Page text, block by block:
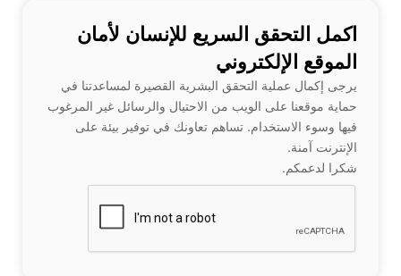
اكمل التحقق السريع للإنسان لأمان
الموقع الإلكتروني
يرجى إكمال عملية التحقق البشرية القصيرة لمساعدتنا في
حماية موقعنا على الويب من الاحتيال والرسائل غير المرغوب
فيها وسوء الاستخدام. تساهم تعاونك في توفير بيئة على
الإنترنت آمنة.
شكرا لدعمكم.